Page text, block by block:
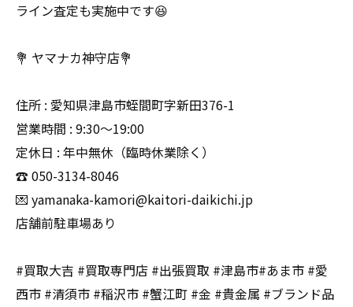
ライン査定も実施中です😆
💐 ヤマナカ神守店💐
住所 : 愛知県津島市蛭間町字新田376-1
営業時間 : 9:30〜19:00
定休日 : 年中無休（臨時休業除く）
☎️ 050-3134-8046
💌 yamanaka-kamori@kaitori-daikichi.jp
店舗前駐車場あり
#買取大吉 #買取専門店 #出張買取 #津島市#あま市 #愛
西市 #清須市 #稲沢市 #蟹江町 #金 #貴金属 #ブランド品